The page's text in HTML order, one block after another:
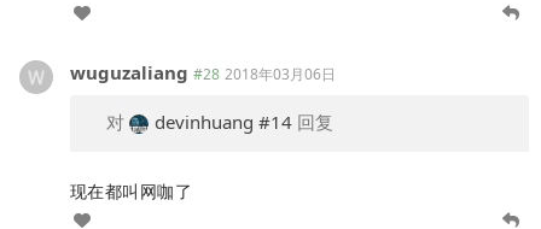
wuguzaliang #28 2018年03月06日
对 devinhuang #14 回复
现在都叫网咖了